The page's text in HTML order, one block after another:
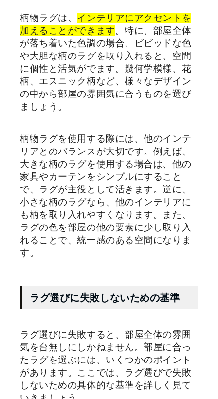
柄物ラグは、 インテリアにアクセントを
加えることができます。特に、部屋全体
が落ち着いた色調の場合、ビビッドな色
や大胆な柄のラグを取り入れると、空間
に個性と活気がでます。幾何学模様、花
柄、エスニック柄など、様々なデザイン
の中から部屋の雰囲気に合うものを選び
ましょう。
柄物ラグを使用する際には、他のインテ
リアとのバランスが大切です。例えば、
大きな柄のラグを使用する場合は、他の
家具やカーテンをシンプルにすること
で、ラグが主役として活きます。逆に、
小さな柄のラグなら、他のインテリアに
も柄を取り入れやすくなります。また、
ラグの色を部屋の他の要素に少し取り入
れることで、統一感のある空間になりま
す。
ラグ選びに失敗しないための基準
ラグ選びに失敗すると、部屋全体の雰囲
気を台無しにしかねません。部屋に合っ
たラグを選ぶには、いくつかのポイント
があります。ここでは、ラグ選びで失敗
しないための具体的な基準を詳しく見て